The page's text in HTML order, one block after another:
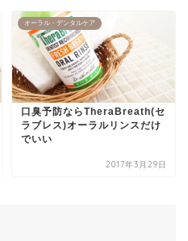
オーラル・デンタルケア
口臭予防ならTheraBreath(セ
ラブレス)オーラルリンスだけ
でいい
2017年3月29日